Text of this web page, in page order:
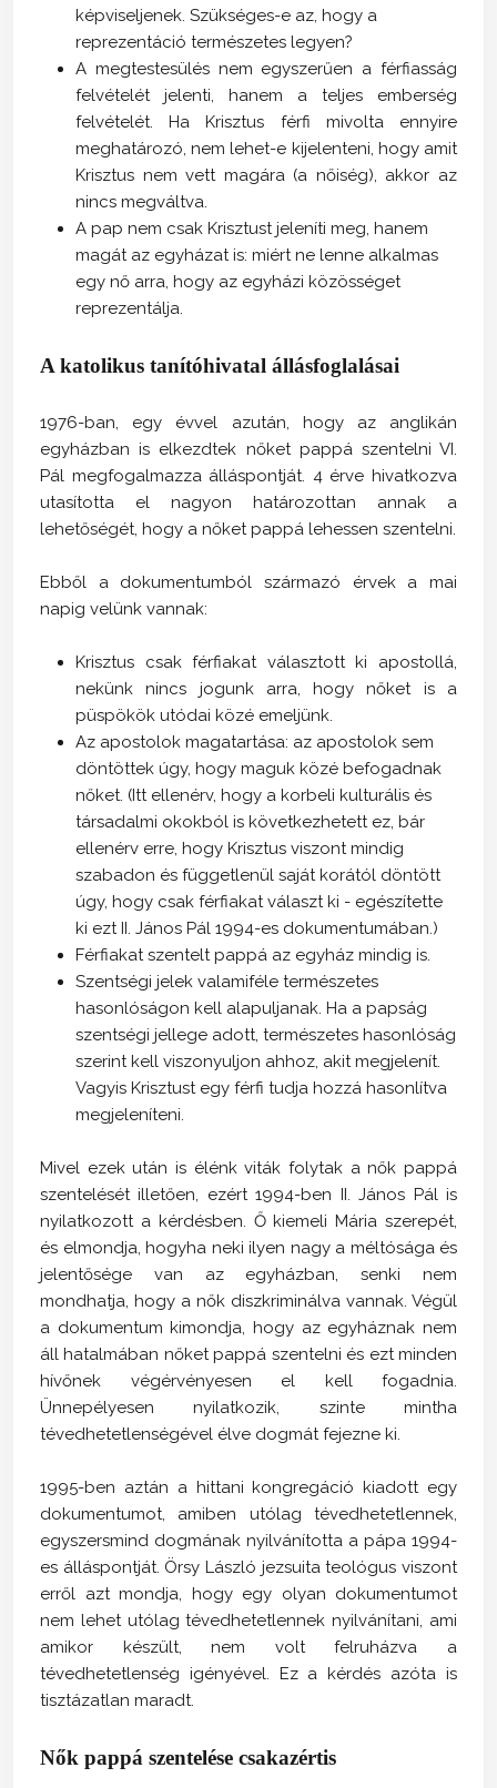
képviseljenek. Szükséges-e az, hogy a
reprezentáció természetes legyen?
A megtestesülés nem egyszerűen a férfiasság
felvételét jelenti, hanem a teljes emberség
felvételét. Ha Krisztus férfi mivolta ennyire
meghatározó, nem lehet-e kijelenteni, hogy amit
Krisztus nem vett magára (a nőiség), akkor az
nincs megváltva.
A pap nem csak Krisztust jeleníti meg, hanem
magát az egyházat is: miért ne lenne alkalmas
egy nő arra, hogy az egyházi közösséget
reprezentálja.
A katolikus tanítóhivatal állásfoglalásai
1976-ban, egy évvel azután, hogy az anglikán
egyházban is elkezdtek nőket pappá szentelni VI.
Pál megfogalmazza álláspontját. 4 érve hivatkozva
utasította el nagyon határozottan annak a
lehetőségét, hogy a nőket pappá lehessen szentelni.
Ebből a dokumentumból származó érvek a mai
napig velünk vannak:
Krisztus csak férfiakat választott ki apostollá,
nekünk nincs jogunk arra, hogy nőket is a
püspökök utódai közé emeljünk.
Az apostolok magatartása: az apostolok sem
döntöttek úgy, hogy maguk közé befogadnak
nőket. (Itt ellenérv, hogy a korbeli kulturális és
társadalmi okokból is következhetett ez, bár
ellenérv erre, hogy Krisztus viszont mindig
szabadon és függetlenül saját korától döntött
úgy, hogy csak férfiakat választ ki - egészítette
ki ezt II. János Pál 1994-es dokumentumában.)
Férfiakat szentelt pappá az egyház mindig is.
Szentségi jelek valamiféle természetes
hasonlóságon kell alapuljanak. Ha a papság
szentségi jellege adott, természetes hasonlóság
szerint kell viszonyuljon ahhoz, akit megjelenít.
Vagyis Krisztust egy férfi tudja hozzá hasonlítva
megjeleníteni.
Mivel ezek után is élénk viták folytak a nők pappá
szentelését illetően, ezért 1994-ben II. János Pál is
nyilatkozott a kérdésben. Ő kiemeli Mária szerepét,
és elmondja, hogyha neki ilyen nagy a méltósága és
jelentősége van az egyházban, senki nem
mondhatja, hogy a nők diszkriminálva vannak. Végül
a dokumentum kimondja, hogy az egyháznak nem
áll hatalmában nőket pappá szentelni és ezt minden
hívőnek végérvényesen el kell fogadnia.
Ünnepélyesen nyilatkozik, szinte mintha
tévedhetetlenségével élve dogmát fejezne ki.
1995-ben aztán a hittani kongregáció kiadott egy
dokumentumot, amiben utólag tévedhetetlennek,
egyszersmind dogmának nyilvánította a pápa 1994-
es álláspontját. Örsy László jezsuita teológus viszont
erről azt mondja, hogy egy olyan dokumentumot
nem lehet utólag tévedhetetlennek nyilvánítani, ami
amikor készült, nem volt felruházva a
tévedhetetlenség igényével. Ez a kérdés azóta is
tisztázatlan maradt.
Nők pappá szentelése csakazértis